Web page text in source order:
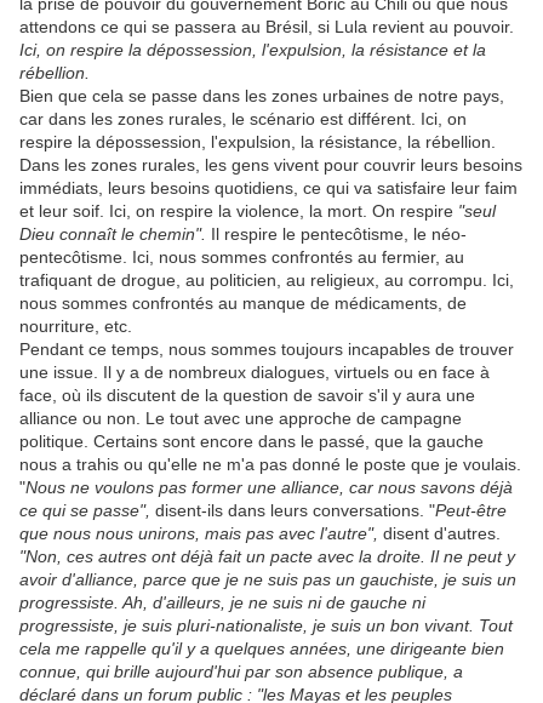
attendons ce qui se passera au Brésil, si Lula revient au pouvoir.
Ici, on respire la dépossession, l'expulsion, la résistance et la
rébellion.
Bien que cela se passe dans les zones urbaines de notre pays,
car dans les zones rurales, le scénario est différent. Ici, on
respire la dépossession, l'expulsion, la résistance, la rébellion.
Dans les zones rurales, les gens vivent pour couvrir leurs besoins
immédiats, leurs besoins quotidiens, ce qui va satisfaire leur faim
et leur soif. Ici, on respire la violence, la mort. On respire "seul
Dieu connaît le chemin". Il respire le pentecôtisme, le néo-
pentecôtisme. Ici, nous sommes confrontés au fermier, au
trafiquant de drogue, au politicien, au religieux, au corrompu. Ici,
nous sommes confrontés au manque de médicaments, de
nourriture, etc.
Pendant ce temps, nous sommes toujours incapables de trouver
une issue. Il y a de nombreux dialogues, virtuels ou en face à
face, où ils discutent de la question de savoir s'il y aura une
alliance ou non. Le tout avec une approche de campagne
politique. Certains sont encore dans le passé, que la gauche
nous a trahis ou qu'elle ne m'a pas donné le poste que je voulais.
"Nous ne voulons pas former une alliance, car nous savons déjà
ce qui se passe", disent-ils dans leurs conversations. "Peut-être
que nous nous unirons, mais pas avec l'autre", disent d'autres.
"Non, ces autres ont déjà fait un pacte avec la droite. Il ne peut y
avoir d'alliance, parce que je ne suis pas un gauchiste, je suis un
progressiste. Ah, d'ailleurs, je ne suis ni de gauche ni
progressiste, je suis pluri-nationaliste, je suis un bon vivant. Tout
cela me rappelle qu'il y a quelques années, une dirigeante bien
connue, qui brille aujourd'hui par son absence publique, a
déclaré dans un forum public : "les Mayas et les peuples